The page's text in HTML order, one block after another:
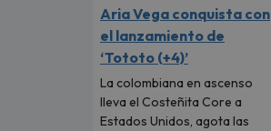
Aria Vega conquista con
el lanzamiento de
‘Tototo (+4)’
La colombiana en ascenso
lleva el Costeñita Core a
Estados Unidos, agota las